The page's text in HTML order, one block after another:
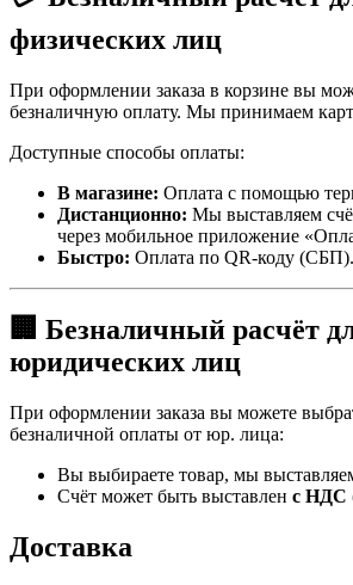
физических лиц
При оформлении заказа в корзине вы
безналичную оплату. Мы принимаем
Доступные способы оплаты:
В магазине: Оплата с помощью
Дистанционно: Мы выставляем
через мобильное приложение
Быстро: Оплата по QR-коду (СБП).
🏢 Безналичный расчёт
юридических лиц
При оформлении заказа вы можете
безналичной оплаты от юр. лица:
Вы выбираете товар, мы
Счёт может быть выставлен с НДС
Доставка